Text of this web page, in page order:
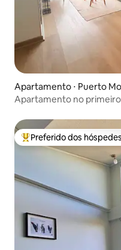
Apartamento ⋅ Puerto
Apartamento no
Entre os melhores
Preferido dos hóspedes